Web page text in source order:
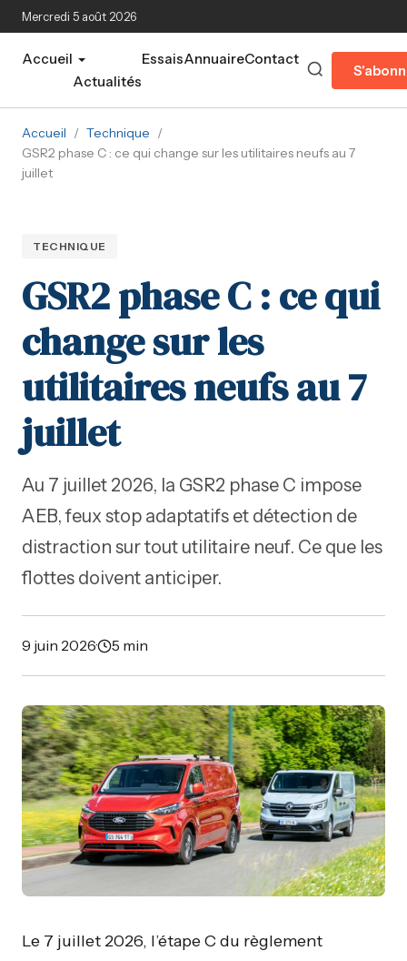
Aller au contenu principal
Mercredi 5 août 2026
Accueil
Actualités
EssaisAnnuaireContact
Accueil / Technique /
GSR2 phase C : ce qui change sur les utilitaires neufs au 7
juillet
TECHNIQUE
GSR2 phase C : ce qui
change sur les
utilitaires neufs au 7
juillet
Au 7 juillet 2026, la GSR2 phase C impose
AEB, feux stop adaptatifs et détection de
distraction sur tout utilitaire neuf. Ce que les
flottes doivent anticiper.
9 juin 2026· 5 min
Le 7 juillet 2026, l’étape C du règlement